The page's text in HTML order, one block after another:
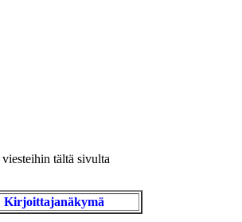
tältä sivulta
Kirjoittajanäkymä